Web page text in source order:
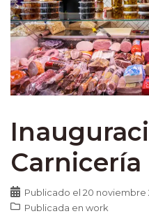
Carnicería
Publicado el 20 noviembre
Publicada en work